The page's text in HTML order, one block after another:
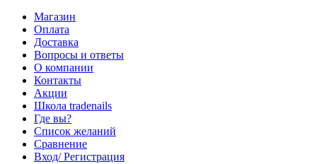
Магазин
Оплата
Доставка
Вопросы и ответы
О компании
Контакты
Акции
Школа tradenails
Где вы?
Список желаний
Сравнение
Вход/ Регистрация